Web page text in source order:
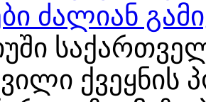
ძალიან
ქვეყნის